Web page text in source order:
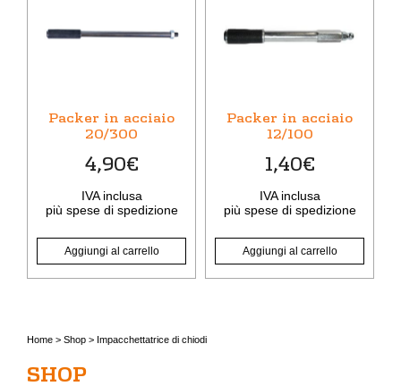
Packer in acciaio
20/300
4,90€
IVA inclusa
più spese di spedizione
Aggiungi al carrello
Packer in acciaio
12/100
1,40€
IVA inclusa
più spese di spedizione
Aggiungi al carrello
Home > Shop > Impacchettatrice di chiodi
SHOP